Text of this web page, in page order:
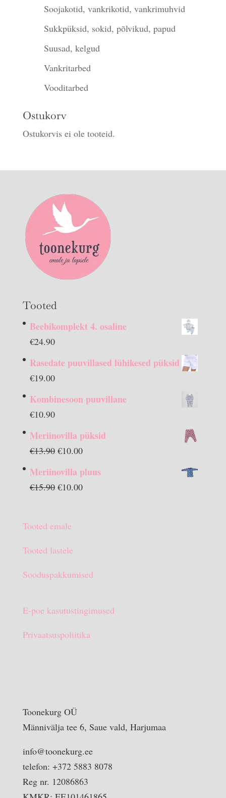
Soojakotid, vankrikotid, vankrimuhvid
Sukkpüksid, sokid, põlvikud, papud
Suusad, kelgud
Vankritarbed
Vooditarbed
Ostukorv
Ostukorvis ei ole tooteid.
Tooted
Beebikomplekt 4. osaline
€24.90
Rasedate puuvillased lühikesed püksid
€19.00
Kombinesoon puuvillane
€10.90
Meriinovilla püksid
€13.90 Algne
€10.00Praegune
on:
Meriinovilla pluus
€15.90 Algne
€15.90.
€10.00Praegune
Tooted emale
Tooted lastele
Sooduspakkumised
E-poe kasutustingimused
Privaatsuspoliitika
Toonekurg OÜ
Männivälja tee 6, Saue vald, Harjumaa
info@toonekurg.ee
telefon: +372 5883 8078
Reg nr. 12086863